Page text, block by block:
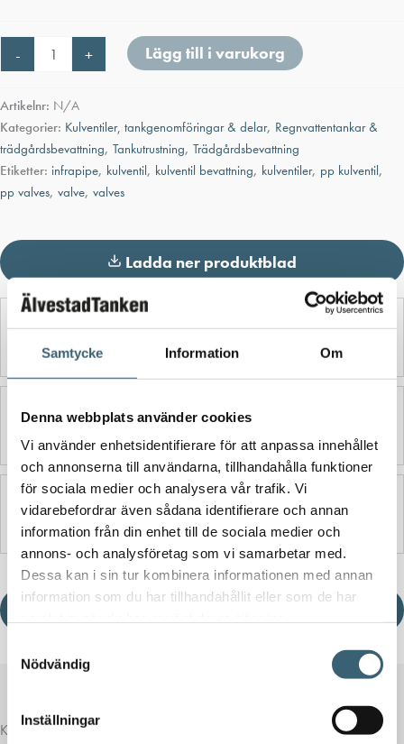
Samtycke Information Om
Denna webbplats använder cookies
Vi använder enhetsidentifierare för att anpassa innehållet
och annonserna till användarna, tillhandahålla funktioner
för sociala medier och analysera vår trafik. Vi
vidarebefordrar även sådana identifierare och annan
information från din enhet till de sociala medier och
annons- och analysföretag som vi samarbetar med.
Dessa kan i sin tur kombinera informationen med annan
information som du har tillhandahållit eller som de har
Nödvändig
Inställningar
-
invändig
/
plastkoppling
mängd
+ Lägg till i varukorg
Artikelnr: N/A
Kategorier: Kulventiler, tankgenomföringar & delar, Regnvattentankar &
trädgårdsbevattning, Tankutrustning, Trädgårdsbevattning
Etiketter: infrapipe, kulventil, kulventil bevattning, kulventiler, pp kulventil,
pp valves, valve, valves
Ladda ner produktblad
Detaljerad beskrivning
Ytterligare information
Produktblad
Komplettera med rätt tillval